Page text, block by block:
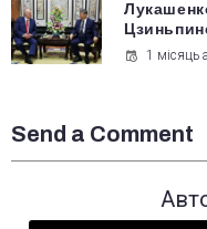
1 місяць
Send a Comment